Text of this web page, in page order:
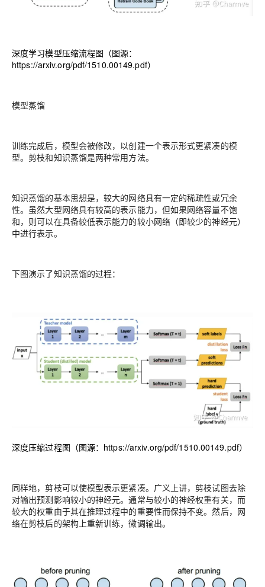
深度学习模型压缩流程图（图源：
https://arxiv.org/pdf/1510.00149.pdf）
模型蒸馏
训练完成后，模型会被修改，以创建一个表示形式更紧凑的模
型。 剪枝和知识蒸馏是两种常用方法。
知识蒸馏的基本思想是，较大的网络具有一定的稀疏性或冗余
性。虽然大型网络具有较高的表示能力，但如果网络容量不饱
和，则可以在具备较低表示能力的较小网络（即较少的神经元）
中进行表示。
下图演示了知识蒸馏的过程：
深度压缩过程图（图源： https://arxiv.org/pdf/1510.00149.pdf）
同样地，剪枝可以使模型表示更紧凑。广义上讲，剪枝试图去除
对输出预测影响较小的神经元。通常与较小的神经权重有关，而
较大的权重由于其在推理过程中的重要性而保持不变。然后，网
络在剪枝后的架构上重新训练，微调输出。